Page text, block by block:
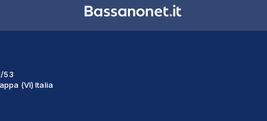
53
(VI) Italia